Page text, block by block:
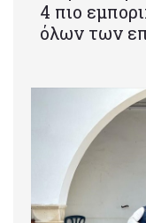
4 πιο
όλων των